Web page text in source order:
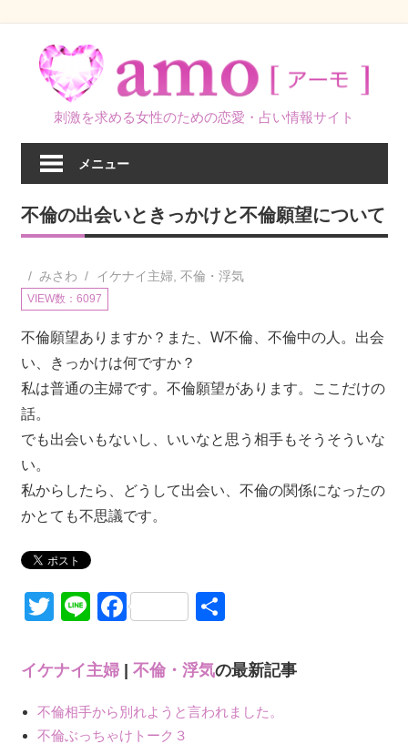
刺激を求める女性のための恋愛・占い情報サイト
メニュー
不倫の出会いときっかけと不倫願望について
みさわ イケナイ主婦, 不倫・浮気
VIEW数：6097
不倫願望ありますか？また、W不倫、不倫中の人。出会
い、きっかけは何ですか？
私は普通の主婦です。不倫願望があります。ここだけの
話。
でも出会いもないし、いいなと思う相手もそうそういな
い。
私からしたら、どうして出会い、不倫の関係になったの
かとても不思議です。
Twitter
LineFacebook
イケナイ主婦| 不倫・浮気の最新記事
不倫相手から別れようと言われました。
不倫ぶっちゃけトーク３